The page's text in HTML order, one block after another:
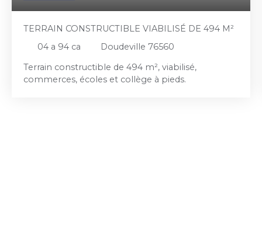
TERRAIN CONSTRUCTIBLE VIABILISÉ DE 494 M²
04 a 94 ca
Doudeville 76560
Terrain constructible de 494 m², viabilisé,
commerces, écoles et collège à pieds.